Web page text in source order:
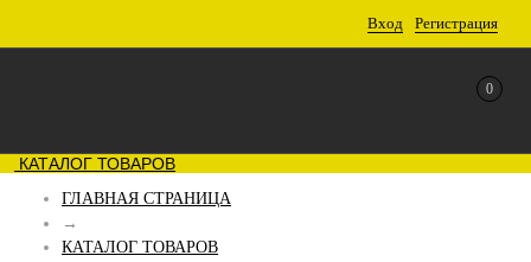
Вход Регистрация
0
КАТАЛОГ ТОВАРОВ
ГЛАВНАЯ СТРАНИЦА
→
КАТАЛОГ ТОВАРОВ